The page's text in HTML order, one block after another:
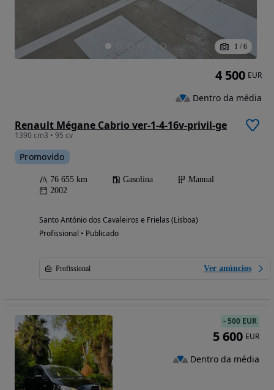
1 / 6
Renault Mégane Cabrio ver-1-4-16v-privil-ge
1390 cm3 • 95 cv
Promovido
76 655 km Gasolina
Manual
2002
Santo António dos Cavaleiros e Frielas (Lisboa)
Profissional • Publicado
Profissional Ver anúncios
4 500 EUR
Dentro da média
-500 EUR
5 600 EUR
Dentro da média